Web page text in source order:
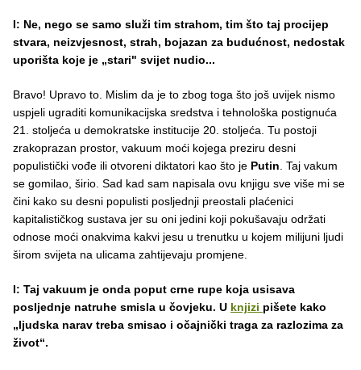
I: Ne, nego se samo služi tim strahom, tim što taj procijep
stvara, neizvjesnost, strah, bojazan za budućnost, nedostak
uporišta koje je „stari" svijet nudio...
Bravo! Upravo to. Mislim da je to zbog toga što još uvijek nismo
uspjeli ugraditi komunikacijska sredstva i tehnološka postignuća
21. stoljeća u demokratske institucije 20. stoljeća. Tu postoji
zrakoprazan prostor, vakuum moći kojega preziru desni
populistički vođe ili otvoreni diktatori kao što je Putin. Taj vakum
se gomilao, širio. Sad kad sam napisala ovu knjigu sve više mi se
čini kako su desni populisti posljednji preostali plaćenici
kapitalističkog sustava jer su oni jedini koji pokušavaju održati
odnose moći onakvima kakvi jesu u trenutku u kojem milijuni ljudi
širom svijeta na ulicama zahtijevaju promjene.
I: Taj vakuum je onda poput crne rupe koja usisava
posljednje natruhe smisla u čovjeku. U knjizi pišete kako
„ljudska narav treba smisao i očajnički traga za razlozima za
život“.